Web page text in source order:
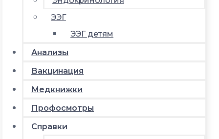
ЭЭГ
ЭЭГ детям
Анализы
Вакцинация
Медкнижки
Профосмотры
Справки